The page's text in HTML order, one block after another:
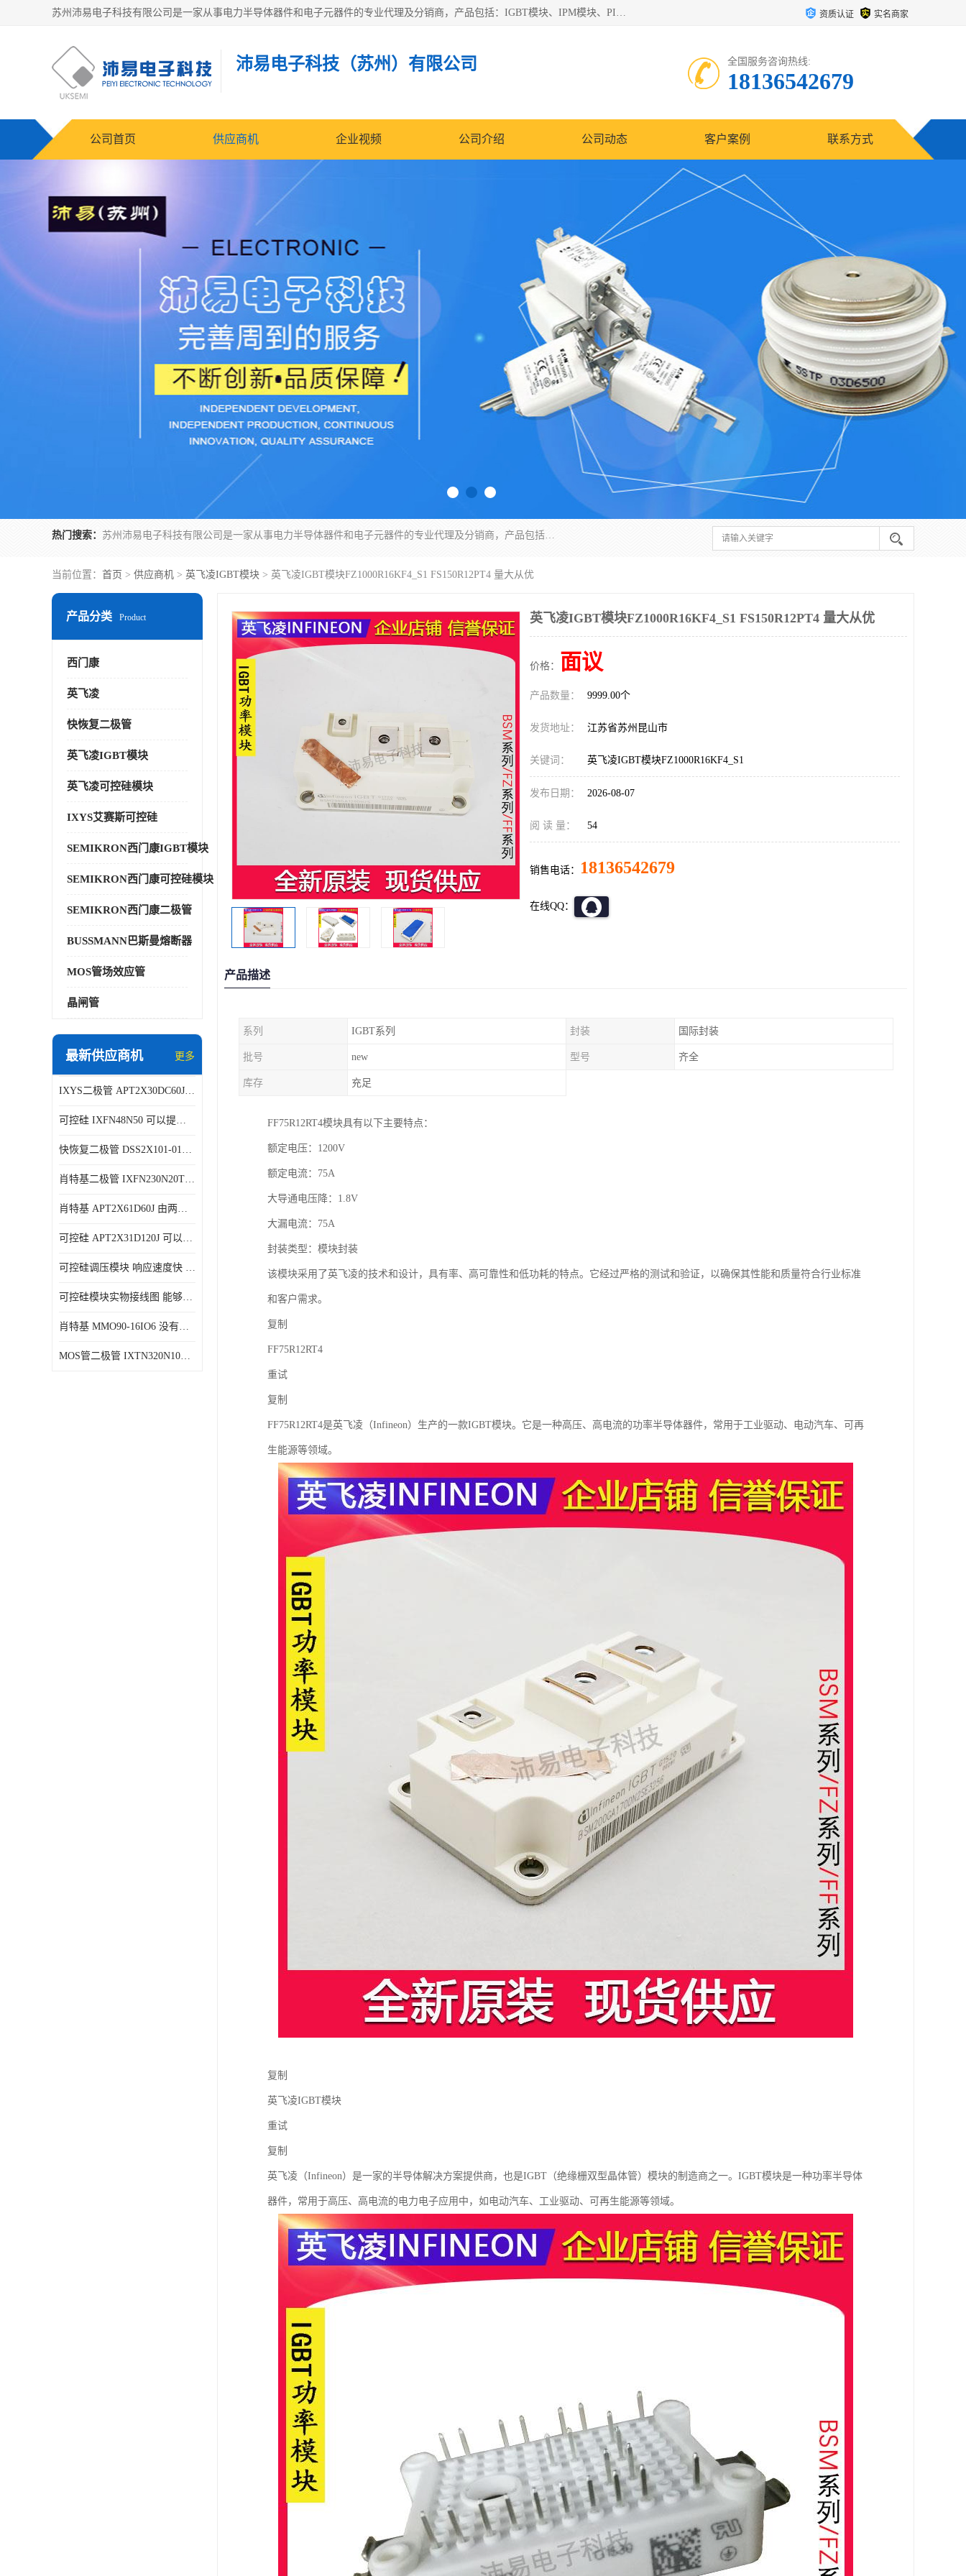
苏州沛易电子科技有限公司是一家从事电力半导体器件和电子元器件的专业代理及分销商，产品包括：IGBT模块、IPM模块、PIM模块、二极管、三极管、可控硅、整流桥、IGBT单管、IGBT电路驱动板、GTR达林顿模块、快恢复二极管、肖特基二极管、熔断器、IC集成电路、快速熔断器等。 资质认证 实名商家
沛易电子科技（苏州）有限公司 全国服务咨询热线:
18136542679
公司首页 供应商机 企业视频 公司介绍 公司动态 客户案例 联系方式
热门搜索： 苏州沛易电子科技有限公司是一家从事电力半导体器件和电子元器件的专业代理及分销商，产品包括：IGBT模块、IPM模块、PIM模块、二极管、三极管、可控硅、整流桥、IGBT单管、IGBT电路驱动板、GTR达林顿模块、快恢复二极管、肖特基二极管、熔断器、IC集成电路、快速熔断器等。
当前位置： 首页 > 供应商机 > 英飞凌IGBT模块 > 英飞凌IGBT模块FZ1000R16KF4_S1 FS150R12PT4 量大从优
产品分类 Product
西门康
英飞凌
快恢复二极管
英飞凌IGBT模块
英飞凌可控硅模块
IXYS艾赛斯可控硅
SEMIKRON西门康IGBT模块
SEMIKRON西门康可控硅模块
SEMIKRON西门康二极管
BUSSMANN巴斯曼熔断器
MOS管场效应管
晶闸管
最新供应商机 更多
IXYS二极管 APT2X30DC60J 结构简单
可控硅 IXFN48N50 可以提供稳定的电压输出
快恢复二极管 DSS2X101-015A 具有较高的可靠性
肖特基二极管 IXFN230N20T 可以提供稳定的电压输出
肖特基 APT2X61D60J 由两个半导体材料组成
可控硅 APT2X31D120J 可以提供稳定的电压输出
可控硅调压模块 响应速度快 可控性强
可控硅模块实物接线图 能够减少能量损耗 响应速度快
肖特基 MMO90-16IO6 没有机械移动部件
MOS管二极管 IXTN320N10T 由两个半导体材料组成
英飞凌IGBT模块FZ1000R16KF4_S1 FS150R12PT4 量大从优
价格： 面议
产品数量： 9999.00个
发货地址： 江苏省苏州昆山市
关键词： 英飞凌IGBT模块FZ1000R16KF4_S1
发布日期： 2026-08-07
阅 读 量： 54
销售电话： 18136542679
在线QQ：
产品描述
系列 IGBT系列 封装 国际封装
批号 new 型号 齐全
库存 充足
FF75R12RT4模块具有以下主要特点：
额定电压：1200V
额定电流：75A
大导通电压降：1.8V
大漏电流：75A
封装类型：模块封装
该模块采用了英飞凌的技术和设计，具有率、高可靠性和低功耗的特点。它经过严格的测试和验证，以确保其性能和质量符合行业标准
和客户需求。
复制
FF75R12RT4
重试
复制
FF75R12RT4是英飞凌（Infineon）生产的一款IGBT模块。它是一种高压、高电流的功率半导体器件，常用于工业驱动、电动汽车、可再
生能源等领域。
复制
英飞凌IGBT模块
重试
复制
英飞凌（Infineon）是一家的半导体解决方案提供商，也是IGBT（绝缘栅双型晶体管）模块的制造商之一。IGBT模块是一种功率半导体
器件，常用于高压、高电流的电力电子应用中，如电动汽车、工业驱动、可再生能源等领域。